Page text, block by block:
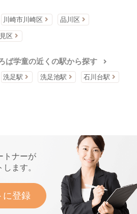
川崎市川崎区 品川区
区
ば学童の近くの駅から探す
洗足駅 洗足池駅 石川台駅
トナーが
ます。
に登録